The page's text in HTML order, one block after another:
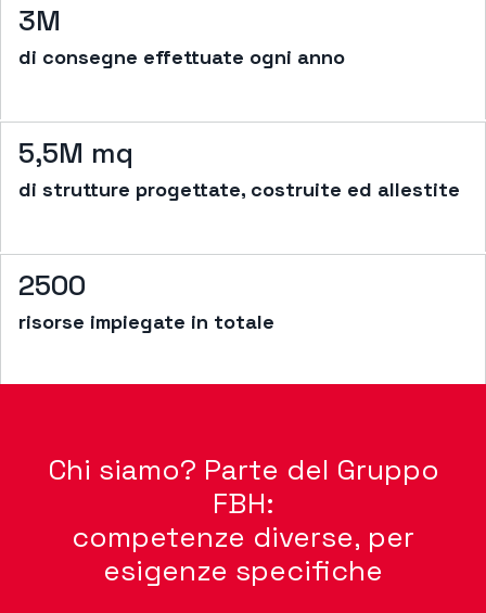
3M
di consegne effettuate ogni anno
5,5M mq
di strutture progettate, costruite ed allestite
2500
risorse impiegate in totale
Chi siamo? Parte del Gruppo
FBH:
competenze diverse, per
esigenze specifiche